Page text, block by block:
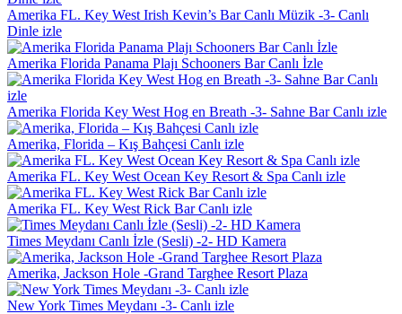
Amerika FL. Key West Irish Kevin’s Bar Canlı Müzik -3- Canlı
Dinle izle
Amerika Florida Panama Plajı Schooners Bar Canlı İzle
Amerika Florida Key West Hog en Breath -3- Sahne Bar Canlı izle
Amerika, Florida – Kış Bahçesi Canlı izle
Amerika FL. Key West Ocean Key Resort & Spa Canlı izle
Amerika FL. Key West Rick Bar Canlı izle
Times Meydanı Canlı İzle (Sesli) -2- HD Kamera
Amerika, Jackson Hole -Grand Targhee Resort Plaza
New York Times Meydanı -3- Canlı izle